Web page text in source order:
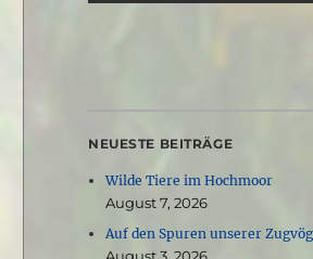
NEUESTE BEITRÄGE
Wilde Tiere im Hochmoor
August 7, 2026
Auf den Spuren unserer